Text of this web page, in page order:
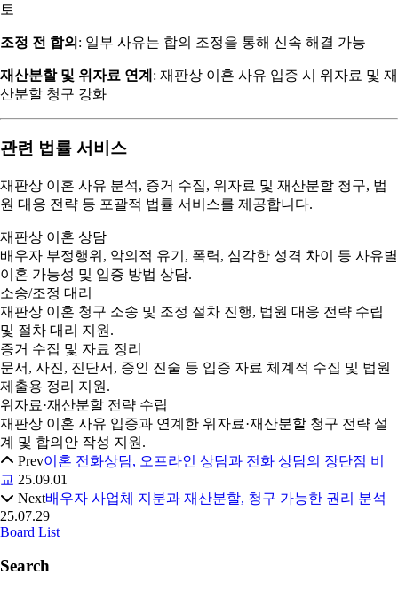
토
조정 전 합의 : 일부 사유는 합의 조정을 통해 신속 해결 가능
재산분할 및 위자료 연계 : 재판상 이혼 사유 입증 시 위자료 및 재
산분할 청구 강화
관련 법률 서비스
재판상 이혼 사유 분석, 증거 수집, 위자료 및 재산분할 청구, 법
원 대응 전략 등 포괄적 법률 서비스를 제공합니다.
재판상 이혼 상담
배우자 부정행위, 악의적 유기, 폭력, 심각한 성격 차이 등 사유별
이혼 가능성 및 입증 방법 상담.
소송/조정 대리
재판상 이혼 청구 소송 및 조정 절차 진행, 법원 대응 전략 수립
및 절차 대리 지원.
증거 수집 및 자료 정리
문서, 사진, 진단서, 증인 진술 등 입증 자료 체계적 수집 및 법원
제출용 정리 지원.
위자료·재산분할 전략 수립
재판상 이혼 사유 입증과 연계한 위자료·재산분할 청구 전략 설
계 및 합의안 작성 지원.
Prev이혼 전화상담, 오프라인 상담과 전화 상담의 장단점 비
교 25.09.01
Next배우자 사업체 지분과 재산분할, 청구 가능한 권리 분석
25.07.29
Board List
Search